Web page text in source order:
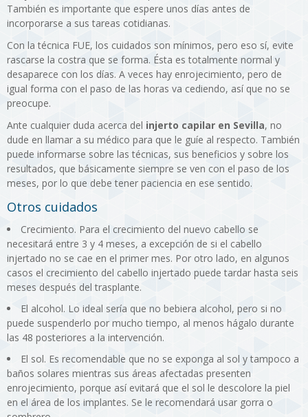
También es importante que espere unos días antes de
incorporarse a sus tareas cotidianas.
Con la técnica FUE, los cuidados son mínimos, pero eso sí, evite
rascarse la costra que se forma. Ésta es totalmente normal y
desaparece con los días. A veces hay enrojecimiento, pero de
igual forma con el paso de las horas va cediendo, así que no se
preocupe.
Ante cualquier duda acerca del injerto capilar en Sevilla, no
dude en llamar a su médico para que le guíe al respecto. También
puede informarse sobre las técnicas, sus beneficios y sobre los
resultados, que básicamente siempre se ven con el paso de los
meses, por lo que debe tener paciencia en ese sentido.
Otros cuidados
Crecimiento. Para el crecimiento del nuevo cabello se
necesitará entre 3 y 4 meses, a excepción de si el cabello
injertado no se cae en el primer mes. Por otro lado, en algunos
casos el crecimiento del cabello injertado puede tardar hasta seis
meses después del trasplante.
El alcohol. Lo ideal sería que no bebiera alcohol, pero si no
puede suspenderlo por mucho tiempo, al menos hágalo durante
las 48 posteriores a la intervención.
El sol. Es recomendable que no se exponga al sol y tampoco a
baños solares mientras sus áreas afectadas presenten
enrojecimiento, porque así evitará que el sol le descolore la piel
en el área de los implantes. Se le recomendará usar gorra o